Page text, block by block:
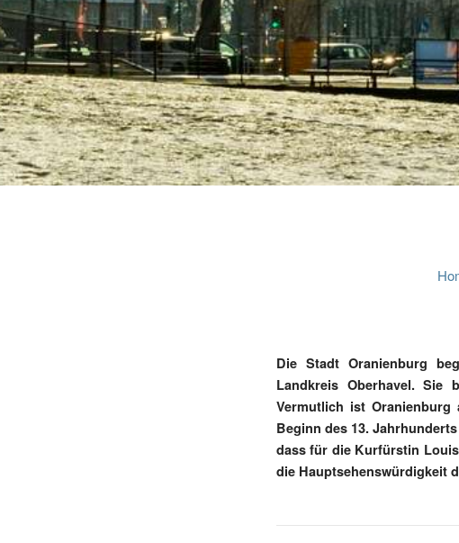
Die Stadt Oranienburg
Landkreis Oberhavel. Sie
Vermutlich ist
Beginn des 13.
dass für die Kurfürstin
die Hauptsehenswürdigkeit